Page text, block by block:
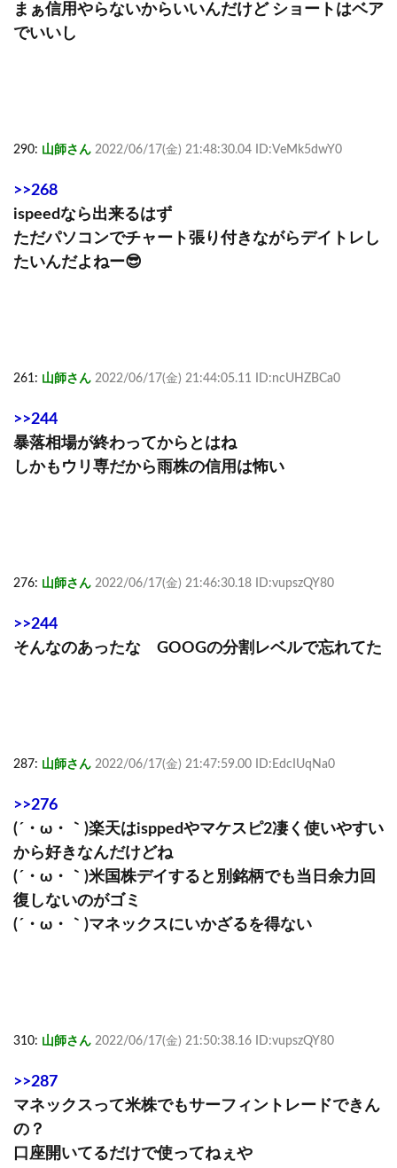
まぁ信用やらないからいいんだけど ショートはベア
でいいし
290: 山師さん 2022/06/17(金) 21:48:30.04 ID:VeMk5dwY0
>>268
ispeedなら出来るはず
ただパソコンでチャート張り付きながらデイトレし
たいんだよねー😎
261: 山師さん 2022/06/17(金) 21:44:05.11 ID:ncUHZBCa0
>>244
暴落相場が終わってからとはね
しかもウリ専だから雨株の信用は怖い
276: 山師さん 2022/06/17(金) 21:46:30.18 ID:vupszQY80
>>244
そんなのあったな GOOGの分割レベルで忘れてた
287: 山師さん 2022/06/17(金) 21:47:59.00 ID:EdcIUqNa0
>>276
(´・ω・｀)楽天はisppedやマケスピ2凄く使いやすい
から好きなんだけどね
(´・ω・｀)米国株デイすると別銘柄でも当日余力回
復しないのがゴミ
(´・ω・｀)マネックスにいかざるを得ない
310: 山師さん 2022/06/17(金) 21:50:38.16 ID:vupszQY80
>>287
マネックスって米株でもサーフィントレードできん
の？
口座開いてるだけで使ってねぇや